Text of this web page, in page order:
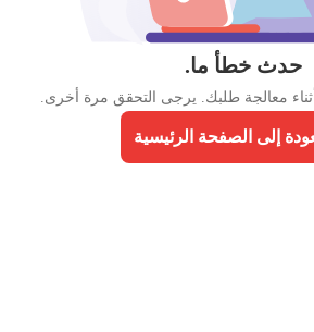
حدث خطأ ما.
معالجة طلبك. يرجى التحقق مرة أخرى.
إلى الصفحة الرئيسية